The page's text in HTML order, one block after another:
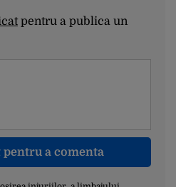
pentru a publica un
a comenta